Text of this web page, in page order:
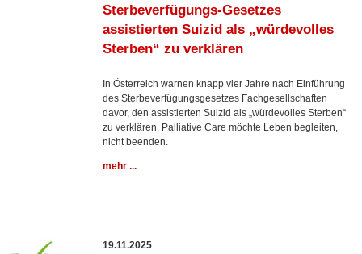
Sterbeverfügungs-Gesetzes
assistierten Suizid als „würdevolles
Sterben“ zu verklären
In Österreich warnen knapp vier Jahre nach Einführung
des Sterbeverfügungsgesetzes Fachgesellschaften
davor, den assistierten Suizid als „würdevolles Sterben“
zu verklären. Palliative Care möchte Leben begleiten,
nicht beenden.
mehr ...
19.11.2025